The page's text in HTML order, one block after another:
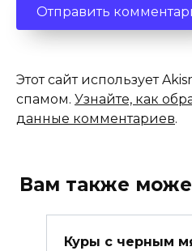
Этот сайт использует
спамом. Узнайте, как
данные комментариев.
Вам также
Куры с черным